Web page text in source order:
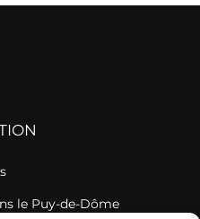
le Puy-de-Dôme